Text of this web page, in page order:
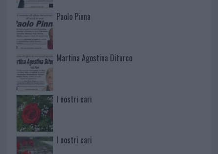
Paolo Pinna
Martina Agostina Diturco
I nostri cari
I nostri cari